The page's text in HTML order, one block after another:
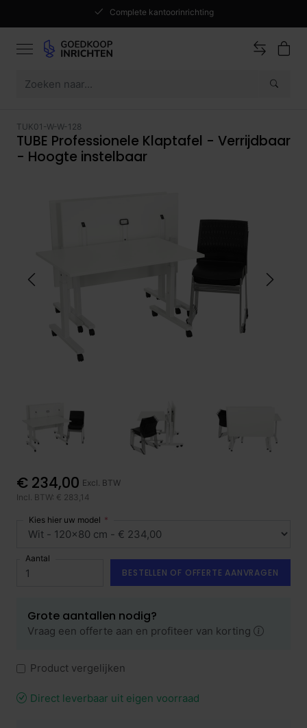
Complete kantoorinrichting
TUK01-W-W-128
TUBE Professionele Klaptafel - Verrijdbaar
- Hoogte instelbaar
€ 234,00 Excl. BTW
Incl. BTW: € 283,14
Kies hier uw model
Aantal
BESTELLEN OF OFFERTE AANVRAGEN
Grote aantallen nodig?
Vraag een offerte aan en profiteer van korting
Product vergelijken
Direct leverbaar uit eigen voorraad